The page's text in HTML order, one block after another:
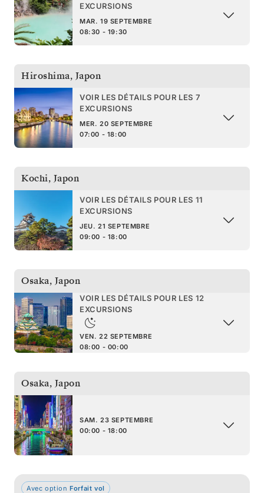
EXCURSIONS
MAR. 19 SEPTEMBRE
08:30 - 19:30
Hiroshima, Japon
VOIR LES DÉTAILS POUR LES 7
EXCURSIONS
MER. 20 SEPTEMBRE
07:00 - 18:00
Kochi, Japon
VOIR LES DÉTAILS POUR LES 11
EXCURSIONS
JEU. 21 SEPTEMBRE
09:00 - 18:00
Osaka, Japon
VOIR LES DÉTAILS POUR LES 12
EXCURSIONS
VEN. 22 SEPTEMBRE
08:00 - 00:00
Osaka, Japon
SAM. 23 SEPTEMBRE
00:00 - 18:00
Avec option Forfait vol